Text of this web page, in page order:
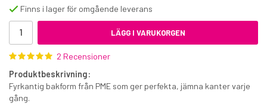
Tårtbricka 3 mm silver fyrkantig 10 cm
15 kr
KÖP
Finns i lager för omgående leverans
LÄGG I VARUKORGEN
2 Recensioner
Produktbeskrivning:
Fyrkantig bakform från PME som ger perfekta, jämna kanter varje
gång.